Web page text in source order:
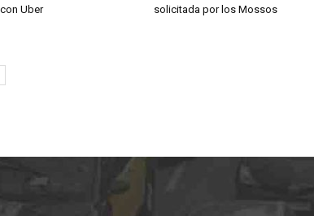
Uber
solicitada por los Mossos